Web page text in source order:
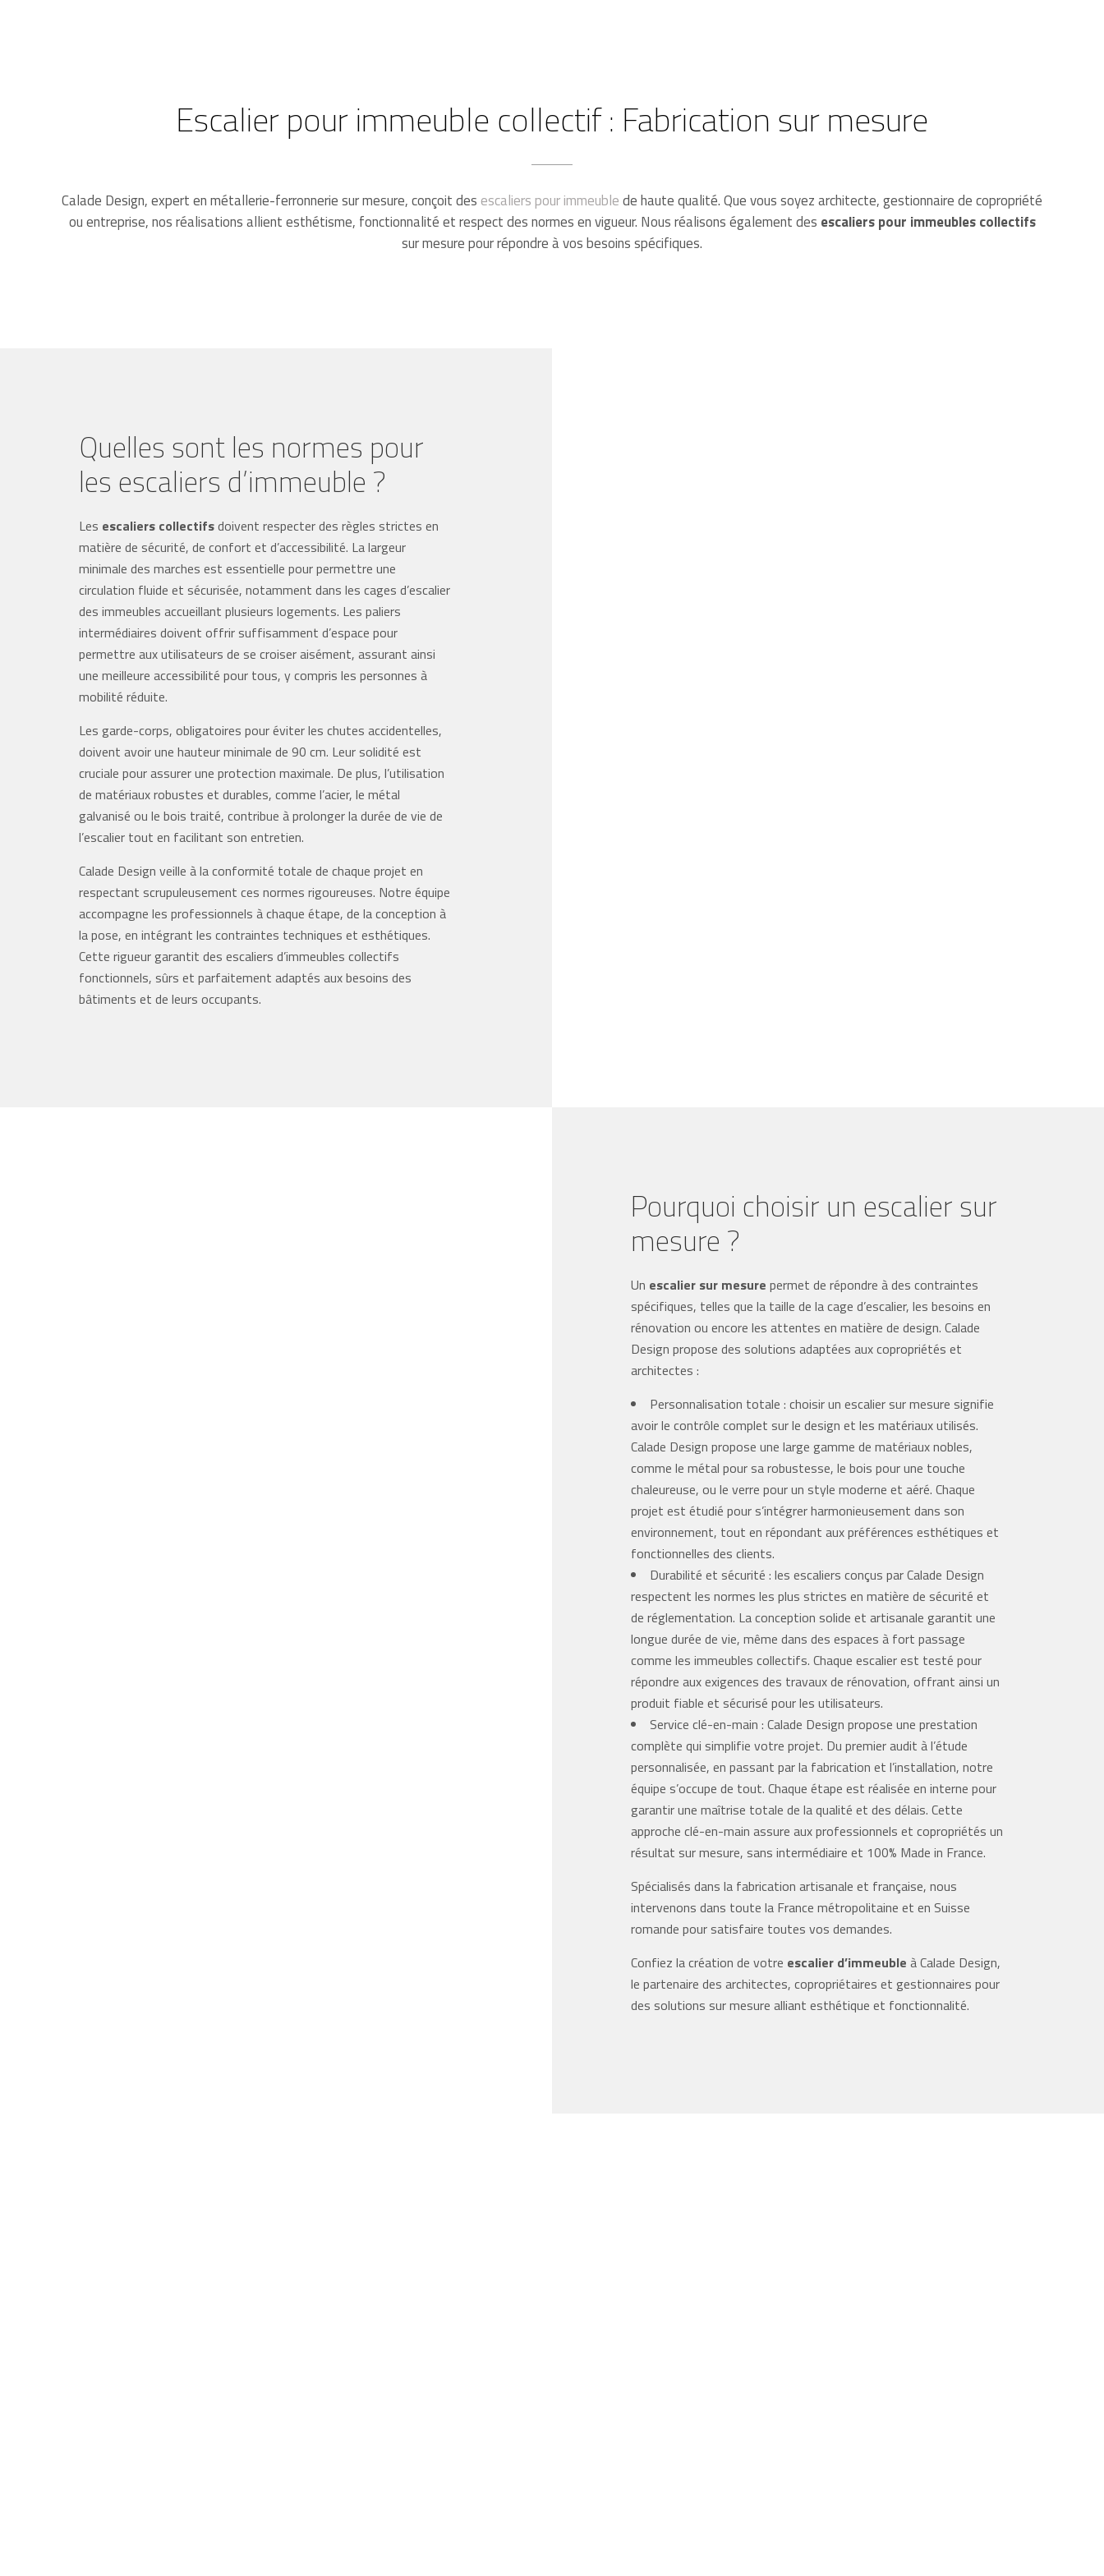
Escalier pour immeuble collectif : Fabrication sur mesure
Calade Design, expert en métallerie-ferronnerie sur mesure, conçoit des escaliers pour immeublede haute qualité. Que vous soyez architecte, gestionnaire de copropriété
ou entreprise, nos réalisations allient esthétisme, fonctionnalité et respect des normes en vigueur. Nous réalisons également des escaliers pour immeubles collectifs
sur mesure pour répondre à vos besoins spécifiques.
Quelles sont les normes pour
les escaliers d’immeuble ?
Les escaliers collectifsdoivent respecter des règles strictes en
matière de sécurité, de confort et d’accessibilité. La largeur
minimale des marches est essentielle pour permettre une
circulation fluide et sécurisée, notamment dans les cages d’escalier
des immeubles accueillant plusieurs logements. Les paliers
intermédiaires doivent offrir suffisamment d’espace pour
permettre aux utilisateurs de se croiser aisément, assurant ainsi
une meilleure accessibilité pour tous, y compris les personnes à
mobilité réduite.
Les garde-corps, obligatoires pour éviter les chutes accidentelles,
doivent avoir une hauteur minimale de 90 cm. Leur solidité est
cruciale pour assurer une protection maximale. De plus, l’utilisation
de matériaux robustes et durables, comme l’acier, le métal
galvanisé ou le bois traité, contribue à prolonger la durée de vie de
l’escalier tout en facilitant son entretien.
Calade Design veille à la conformité totale de chaque projet en
respectant scrupuleusement ces normes rigoureuses. Notre équipe
accompagne les professionnels à chaque étape, de la conception à
la pose, en intégrant les contraintes techniques et esthétiques.
Cette rigueur garantit des escaliers d’immeubles collectifs
fonctionnels, sûrs et parfaitement adaptés aux besoins des
bâtiments et de leurs occupants.
Pourquoi choisir un escalier sur
mesure ?
Un escalier sur mesure permet de répondre à des contraintes
spécifiques, telles que la taille de la cage d’escalier, les besoins en
rénovation ou encore les attentes en matière de design. Calade
Design propose des solutions adaptées aux copropriétés et
architectes :
Personnalisation totale : choisir un escalier sur mesure signifie
avoir le contrôle complet sur le design et les matériaux utilisés.
Calade Design propose une large gamme de matériaux nobles,
comme le métal pour sa robustesse, le bois pour une touche
chaleureuse, ou le verre pour un style moderne et aéré. Chaque
projet est étudié pour s’intégrer harmonieusement dans son
environnement, tout en répondant aux préférences esthétiques et
fonctionnelles des clients.
Durabilité et sécurité : les escaliers conçus par Calade Design
respectent les normes les plus strictes en matière de sécurité et
de réglementation. La conception solide et artisanale garantit une
longue durée de vie, même dans des espaces à fort passage
comme les immeubles collectifs. Chaque escalier est testé pour
répondre aux exigences des travaux de rénovation, offrant ainsi un
produit fiable et sécurisé pour les utilisateurs.
Service clé-en-main : Calade Design propose une prestation
complète qui simplifie votre projet. Du premier audit à l’étude
personnalisée, en passant par la fabrication et l’installation, notre
équipe s’occupe de tout. Chaque étape est réalisée en interne pour
garantir une maîtrise totale de la qualité et des délais. Cette
approche clé-en-main assure aux professionnels et copropriétés un
résultat sur mesure, sans intermédiaire et 100% Made in France.
Spécialisés dans la fabrication artisanale et française, nous
intervenons dans toute la France métropolitaine et en Suisse
romande pour satisfaire toutes vos demandes.
Confiez la création de votre escalier d’immeuble à Calade Design,
le partenaire des architectes, copropriétaires et gestionnaires pour
des solutions sur mesure alliant esthétique et fonctionnalité.